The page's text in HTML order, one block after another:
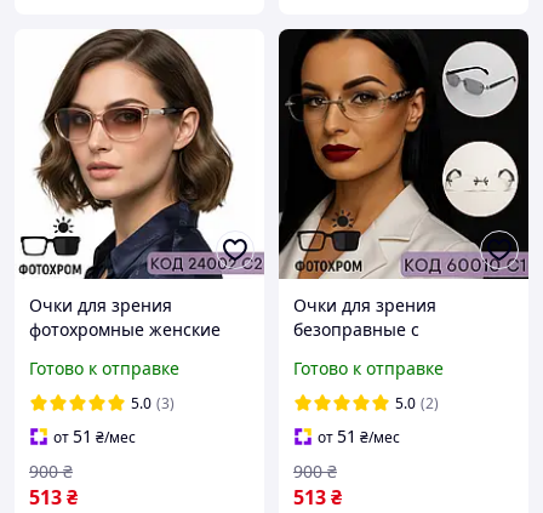
Очки для зрения
фотохромные женские
светло-коричневый цвет.
Код 24002 С2 +0.5
Готово к отправке
5.0 (3)
от51 ₴/мес
513₴
900 ₴
Очки для зрения
безоправные с
и защитой от
компьютера форма
прямоугольная. Код
60010 C1
Готово к отправке
5.0 (2)
от51 ₴/мес
513₴
900 ₴